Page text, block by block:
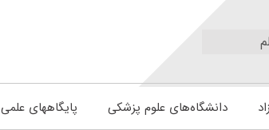
دانشگاه‌های علوم پزشکی پایگاههای علمی